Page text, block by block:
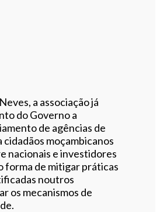
a associação já
do Governo a
de agências de
cidadãos moçambicanos
nacionais e investidores
forma de mitigar práticas
noutros
os mecanismos de